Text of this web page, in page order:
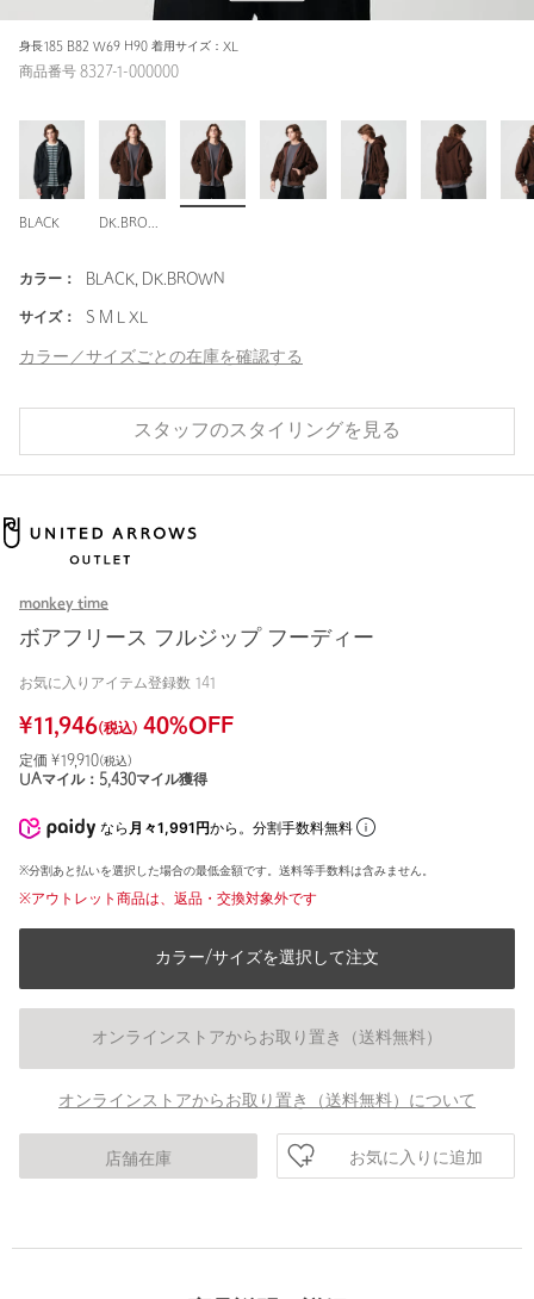
身長185 B82 W69 H90 着用サイズ：XL
商品番号 8327-1-000000
BLACK
カラー： BLACK, DK.BROWN
サイズ： S M L XL
カラー／サイズごとの在庫を確認する
スタッフのスタイリングを見る
monkey time
ボアフリース フルジップ フーディー
お気に入りアイテム登録数 141
¥11,946(税込) 40%OFF
定価 ¥19,910(税込)
UAマイル： 5,430マイル獲得
なら 月々1,991円から。分割手数料無料
※分割あと払いを選択した場合の最低金額です。送料等手数料は含みません。
※アウトレット商品は、返品・交換対象外です
カラー/サイズを選択して注文
オンラインストアからお取り置き（送料無料）
オンラインストアからお取り置き（送料無料）について
店舗在庫 お気に入りに追加